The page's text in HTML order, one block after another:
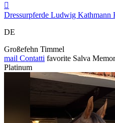

Dressurpferde Ludwig Kathmann
DE
Großefehn Timmel
mail Contatti favorite Salva
Platinum